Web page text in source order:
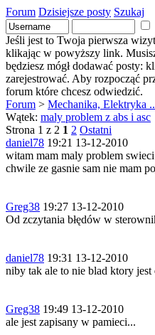
Forum Dzisiejsze posty Szukaj
Jeśli jest to Twoja pierwsza
klikając w powyższy link.
będziesz mógł dodawać posty:
zarejestrować. Aby rozpocząć
forum które chcesz odwiedzić.
Forum > Mechanika, Elektryka
Wątek: maly problem z abs i asc
Strona 1 z 2 1 2 Ostatni
daniel78 19:21 13-12-2010
witam mam maly problem swieci
chwile ze gasnie sam nie mam
Greg38 19:27 13-12-2010
Od zczytania błędów w
daniel78 19:31 13-12-2010
niby tak ale to nie blad ktory jest
Greg38 19:49 13-12-2010
ale jest zapisany w pamieci...